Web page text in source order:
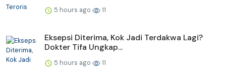
5 hours ago 11
Eksepsi Diterima, Kok Jadi Terdakwa Lagi?
Dokter Tifa Ungkap...
5 hours ago 11